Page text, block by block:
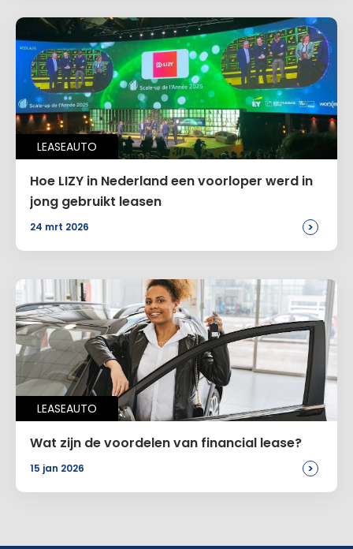
LEASEAUTO
Hoe LIZY in Nederland een voorloper werd in
jong gebruikt leasen
24 mrt 2026 >
LEASEAUTO
Wat zijn de voordelen van financial lease?
15 jan 2026 >